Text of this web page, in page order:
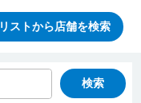
リストから店舗を検索
検索